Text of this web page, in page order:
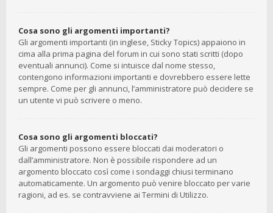
Cosa sono gli argomenti importanti?
Gli argomenti importanti (in inglese, Sticky Topics) appaiono in
cima alla prima pagina del forum in cui sono stati scritti (dopo
eventuali annunci). Come si intuisce dal nome stesso,
contengono informazioni importanti e dovrebbero essere lette
sempre. Come per gli annunci, l’amministratore può decidere se
un utente vi può scrivere o meno.
Cosa sono gli argomenti bloccati?
Gli argomenti possono essere bloccati dai moderatori o
dall’amministratore. Non è possibile rispondere ad un
argomento bloccato così come i sondaggi chiusi terminano
automaticamente. Un argomento può venire bloccato per varie
ragioni, ad es. se contravviene ai Termini di Utilizzo.